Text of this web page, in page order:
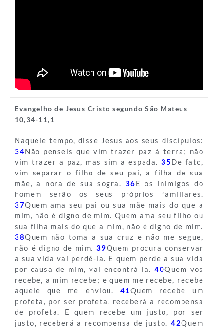
Evangelho de Jesus Cristo segundo São Mateus
10,34-11,1
Naquele tempo, disse Jesus aos seus discípulos:
34Não penseis que vim trazer paz à terra; não
vim trazer a paz, mas sim a espada. 35De fato,
vim separar o filho de seu pai, a filha de sua
mãe, a nora de sua sogra. 36E os inimigos do
homem serão os seus próprios familiares.
37Quem ama seu pai ou sua mãe mais do que a
mim, não é digno de mim. Quem ama seu filho ou
sua filha mais do que a mim, não é digno de mim.
38Quem não toma a sua cruz e não me segue,
não é digno de mim. 39Quem procura conservar
a sua vida vai perdê-la. E quem perde a sua vida
por causa de mim, vai encontrá-la.40Quem vos
recebe, a mim recebe; e quem me recebe, recebe
aquele que me enviou. 41Quem recebe um
profeta, por ser profeta, receberá a recompensa
de profeta. E quem recebe um justo, por ser
justo, receberá a recompensa de justo. 42Quem